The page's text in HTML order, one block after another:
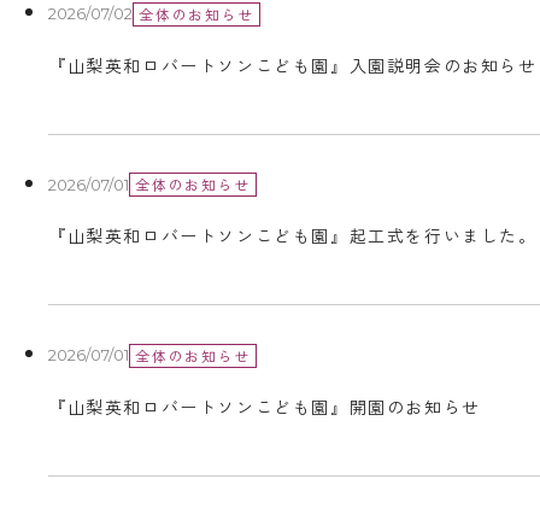
2026/07/02 全体のお知らせ
『山梨英和ロバートソンこども園』入園説明会のお知らせ
2026/07/01 全体のお知らせ
『山梨英和ロバートソンこども園』起工式を行いました。
2026/07/01 全体のお知らせ
『山梨英和ロバートソンこども園』開園のお知らせ